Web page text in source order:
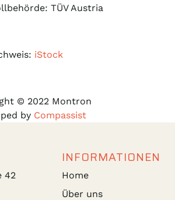
TÜV Austria
iStock
© 2022 Montron
by Compassist
42
INFORMATIONEN
Home
Über uns